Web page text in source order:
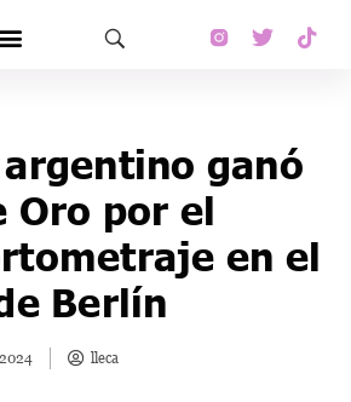
ganó
Oro por el
en el
Berlín
lleca